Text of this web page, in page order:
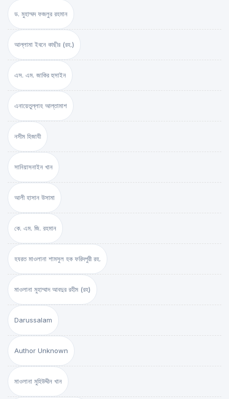
ড. মুহাম্মদ ফজলুর রহমান
আল্লামা ইবনে কাছীর (রহ.)
এস. এম. জাকির হুসাইন
এনায়েতুল্লাহ আল্‌তামাশ
নসীম হিজাযী
সানিয়াসনাইন খান
আলী হাসান উসামা
কে. এম. জি. রহমান
হযরত মাওলানা শামসুল হক ফরিদপুরী রহ.
মাওলানা মুহাম্মাদ আবদুর রহীম (রহ)
Darussalam
Author Unknown
মাওলানা মুহিউদ্দীন খান